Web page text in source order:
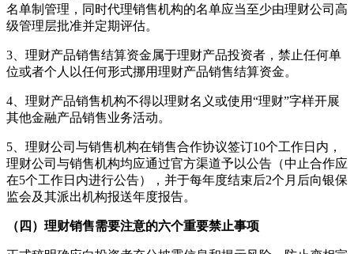
名单制管理，同时代理销售机构的名单应当至少由理财公司高
级管理层批准并定期评估。
3、理财产品销售结算资金属于理财产品投资者，禁止任何单
位或者个人以任何形式挪用理财产品销售结算资金。
4、理财产品销售机构不得以理财名义或使用“理财”字样开展
其他金融产品销售业务活动。
5、理财公司与销售机构在销售合作协议签订10个工作日内，
理财公司与销售机构均应通过官方渠道予以公告（中止合作应
在5个工作日内进行公告），并于每年度结束后2个月后向银保
监会及其派出机构报送年度报告。
（四）理财销售需要注意的六个重要禁止事项